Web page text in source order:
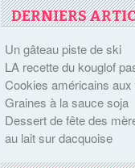
DERNIERS
Un gâteau piste de ski
LA recette du kouglof
Cookies américains aux
Graines à la sauce soja
Dessert de fête des
au lait sur dacquoise